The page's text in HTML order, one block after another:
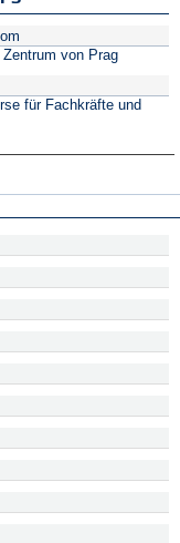
von Prag
für Fachkräfte und